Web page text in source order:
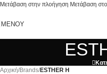
Μετάβαση στην πλοήγηση Μετάβαση
ΜΕΝΟΎ
Αρχική/Brands/ESTHER H